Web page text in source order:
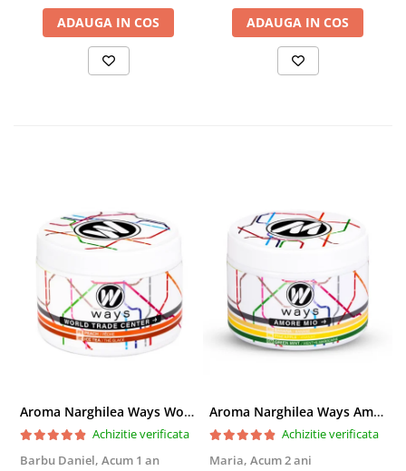
ADAUGA IN COS ADAUGA IN COS
Aroma Narghilea Ways World Trade Center - Piersica cu Ice Tea, 200gr
Achizitie verificata
Barbu Daniel, Acum 1 an
Aroma Narghilea Ways Amore - Banana, Ananas si Menta, 200gr
Achizitie verificata
Maria, Acum 2 ani